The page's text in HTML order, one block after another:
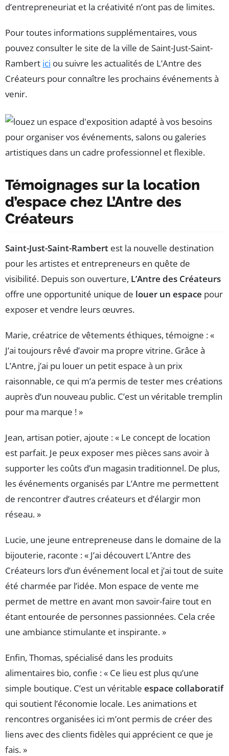
d’entrepreneuriat et la créativité n’ont pas de limites.
Pour toutes informations supplémentaires, vous
pouvez consulter le site de la ville de Saint-Just-Saint-
Rambert ici ou suivre les actualités de L’Antre des
Créateurs pour connaître les prochains événements à
venir.
Témoignages sur la location
d’espace chez L’Antre des
Créateurs
Saint-Just-Saint-Rambert est la nouvelle destination
pour les artistes et entrepreneurs en quête de
visibilité. Depuis son ouverture, L’Antre des Créateurs
offre une opportunité unique de louer un espace pour
exposer et vendre leurs œuvres.
Marie, créatrice de vêtements éthiques, témoigne : «
J’ai toujours rêvé d’avoir ma propre vitrine. Grâce à
L’Antre, j’ai pu louer un petit espace à un prix
raisonnable, ce qui m’a permis de tester mes créations
auprès d’un nouveau public. C’est un véritable tremplin
pour ma marque ! »
Jean, artisan potier, ajoute : « Le concept de location
est parfait. Je peux exposer mes pièces sans avoir à
supporter les coûts d’un magasin traditionnel. De plus,
les événements organisés par L’Antre me permettent
de rencontrer d’autres créateurs et d’élargir mon
réseau. »
Lucie, une jeune entrepreneuse dans le domaine de la
bijouterie, raconte : « J’ai découvert L’Antre des
Créateurs lors d’un événement local et j’ai tout de suite
été charmée par l’idée. Mon espace de vente me
permet de mettre en avant mon savoir-faire tout en
étant entourée de personnes passionnées. Cela crée
une ambiance stimulante et inspirante. »
Enfin, Thomas, spécialisé dans les produits
alimentaires bio, confie : « Ce lieu est plus qu’une
simple boutique. C’est un véritable espace collaboratif
qui soutient l’économie locale. Les animations et
rencontres organisées ici m’ont permis de créer des
liens avec des clients fidèles qui apprécient ce que je
fais. »